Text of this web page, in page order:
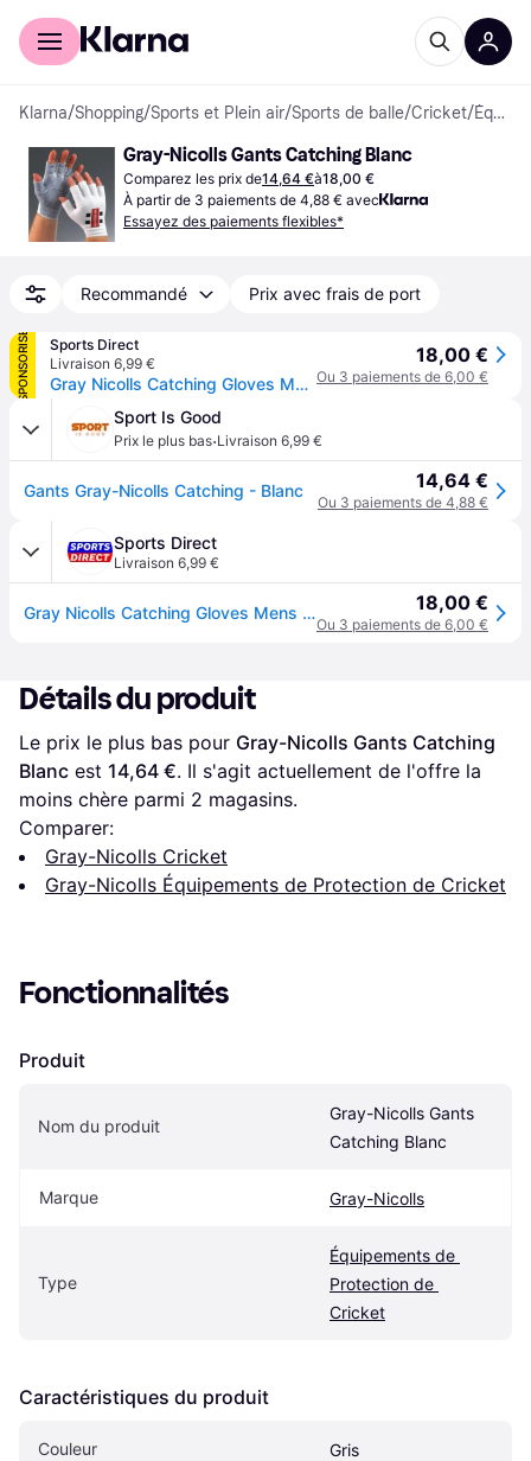
Acheter avec Klarna
Klarna/Shopping/Sports et Plein air/Sports de balle/Cricket/ Équipements de Protection de Cricket
Gray-Nicolls Gants Catching Blanc
Comparez les prix de14,64 €à18,00 €
À partir de 3 paiements de 4,88 € avec
Essayez des paiements flexibles*
Recommandé Prix avec frais de port
SPONSORISÉ
Sports Direct
Livraison 6,99 €
Gray Nicolls Catching Gloves Mens - Blanc
18,00 €
Ou 3 paiements de 6,00 €
Sport Is Good
Prix le plus bas·Livraison 6,99 €
Gants Gray-Nicolls Catching - Blanc 14,64 €
Ou 3 paiements de 4,88 €
Sports Direct
Livraison 6,99 €
Gray Nicolls Catching Gloves Mens - Blanc 18,00 €
Ou 3 paiements de 6,00 €
Détails du produit
Le prix le plus bas pour Gray-Nicolls Gants Catching
Blanc est 14,64 €. Il s'agit actuellement de l'offre la
moins chère parmi 2 magasins.
Comparer:
Gray-Nicolls Cricket
Gray-Nicolls Équipements de Protection de Cricket
Fonctionnalités
Produit
Nom du produit
Gray-Nicolls Gants
Catching Blanc
Marque Gray-Nicolls
Type
Équipements de
Protection de
Cricket
Caractéristiques du produit
Couleur Gris